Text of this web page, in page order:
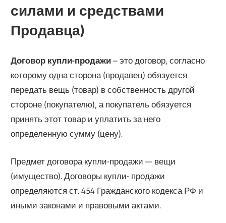
силами и средствами
Продавца)
Договор купли-продажи– это договор, согласно
которому одна сторона (продавец) обязуется
передать вещь (товар) в собственность другой
стороне (покупателю), а покупатель обязуется
принять этот товар и уплатить за него
определенную сумму (цену).
Предмет договора купли-продажи — вещи
(имущество). Договоры купли- продажи
определяются ст. 454 Гражданского кодекса РФ и
иными законами и правовыми актами.